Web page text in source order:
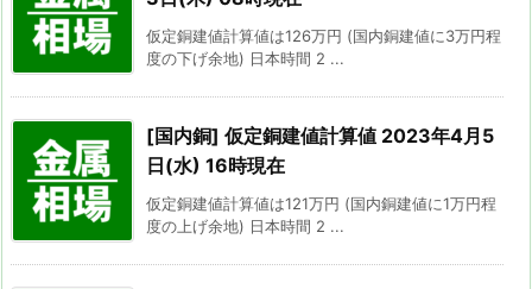
仮定銅建値計算値は126万円 (国内銅建値に3万円程
度の下げ余地) 日本時間 2 ...
[国内銅] 仮定銅建値計算値 2023年4月5
日(水) 16時現在
仮定銅建値計算値は121万円 (国内銅建値に1万円程
度の上げ余地) 日本時間 2 ...